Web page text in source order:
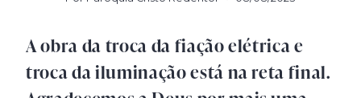
A obra da troca da fiação elétrica e
troca da iluminação está na reta final.